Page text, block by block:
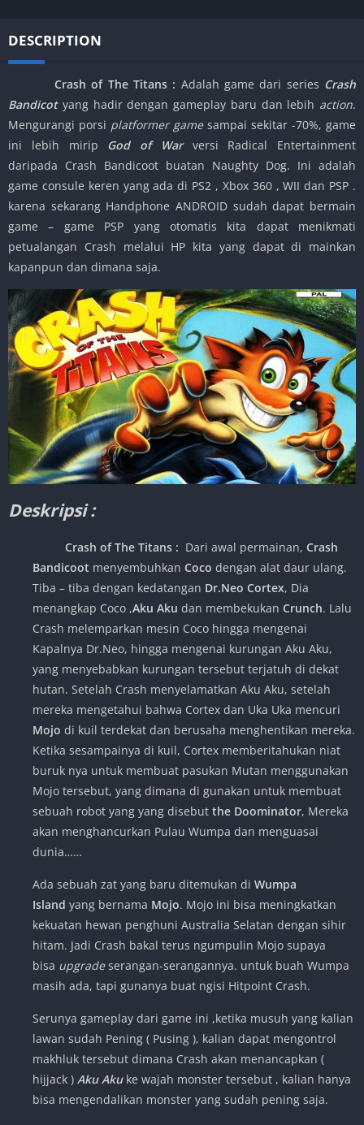
DESCRIPTION
Crash of The Titans : Adalah game dari series Crash
Bandicotyang hadir dengan gameplay baru dan lebih action.
Mengurangi porsi platformer gamesampai sekitar -70%, game
ini lebih mirip God of Warversi Radical Entertainment
daripada Crash Bandicoot buatan Naughty Dog. Ini adalah
game consule keren yang ada di PS2 , Xbox 360 , WII dan PSP .
karena sekarang Handphone ANDROID sudah dapat bermain
game – game PSP yang otomatis kita dapat menikmati
petualangan Crash melalui HP kita yang dapat di mainkan
kapanpun dan dimana saja.
Deskripsi :
Crash of The Titans : Dari awal permainan, Crash
Bandicoot menyembuhkan Coco dengan alat daur ulang.
Tiba – tiba dengan kedatangan Dr.Neo Cortex, Dia
menangkap Coco ,Aku Aku dan membekukan Crunch. Lalu
Crash melemparkan mesin Coco hingga mengenai
Kapalnya Dr.Neo, hingga mengenai kurungan Aku Aku,
yang menyebabkan kurungan tersebut terjatuh di dekat
hutan. Setelah Crash menyelamatkan Aku Aku, setelah
mereka mengetahui bahwa Cortex dan Uka Uka mencuri
Mojo di kuil terdekat dan berusaha menghentikan mereka.
Ketika sesampainya di kuil, Cortex memberitahukan niat
buruk nya untuk membuat pasukan Mutan menggunakan
Mojo tersebut, yang dimana di gunakan untuk membuat
sebuah robot yang yang disebut the Doominator, Mereka
akan menghancurkan Pulau Wumpa dan menguasai
dunia……
Ada sebuah zat yang baru ditemukan di Wumpa
Island yang bernama Mojo. Mojo ini bisa meningkatkan
kekuatan hewan penghuni Australia Selatan dengan sihir
hitam. Jadi Crash bakal terus ngumpulin Mojo supaya
bisa upgradeserangan-serangannya. untuk buah Wumpa
masih ada, tapi gunanya buat ngisi Hitpoint Crash.
Serunya gameplay dari game ini ,ketika musuh yang kalian
lawan sudah Pening ( Pusing ), kalian dapat mengontrol
makhluk tersebut dimana Crash akan menancapkan (
hijjack ) Aku Aku ke wajah monster tersebut , kalian hanya
bisa mengendalikan monster yang sudah pening saja.